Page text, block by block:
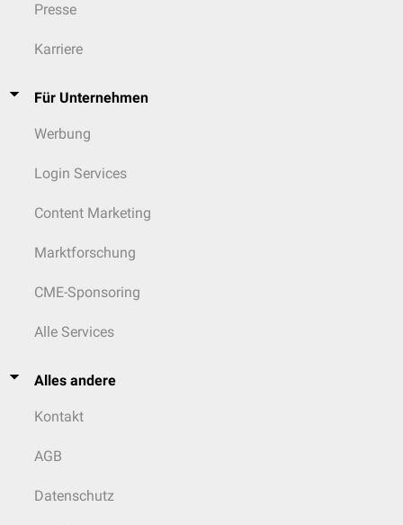
Presse
Karriere
Für Unternehmen
Werbung
Login Services
Content Marketing
Marktforschung
CME-Sponsoring
Alle Services
Alles andere
Kontakt
AGB
Datenschutz